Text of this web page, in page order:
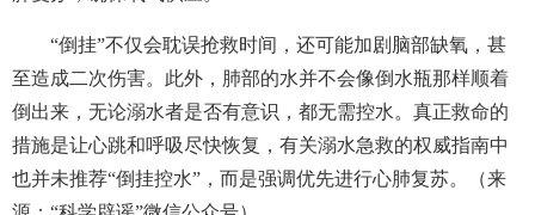
“倒挂”不仅会耽误抢救时间，还可能加剧脑部缺氧，甚
至造成二次伤害。此外，肺部的水并不会像倒水瓶那样顺着
倒出来，无论溺水者是否有意识，都无需控水。真正救命的
措施是让心跳和呼吸尽快恢复，有关溺水急救的权威指南中
也并未推荐“倒挂控水”，而是强调优先进行心肺复苏。（来